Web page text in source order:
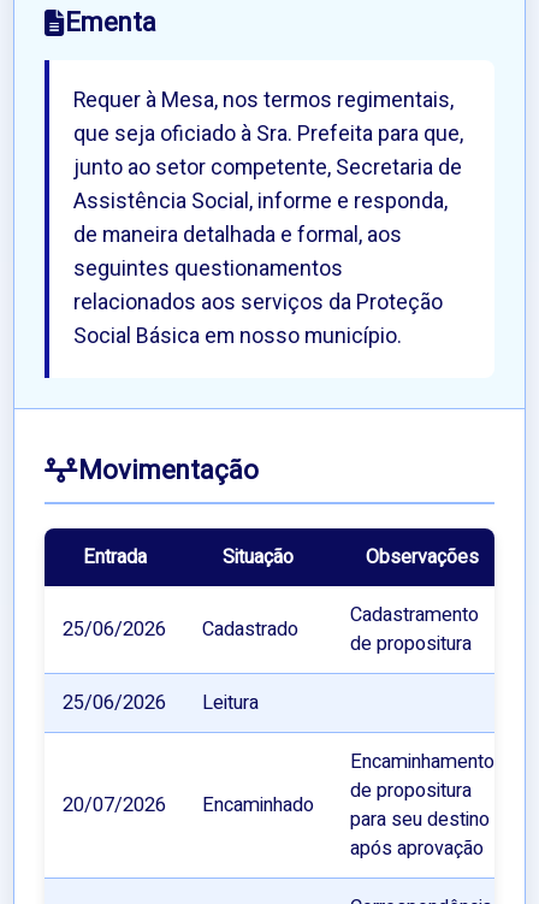
Ementa
Requer à Mesa, nos termos regimentais,
que seja oficiado à Sra. Prefeita para que,
junto ao setor competente, Secretaria de
Assistência Social, informe e responda,
de maneira detalhada e formal, aos
seguintes questionamentos
relacionados aos serviços da Proteção
Social Básica em nosso município.
Movimentação
Entrada Situação Observações
25/06/2026 Cadastrado
Cadastramento
de propositura
25/06/2026 Leitura
20/07/2026 Encaminhado
Encaminhamento
de propositura
para seu destino
após aprovação